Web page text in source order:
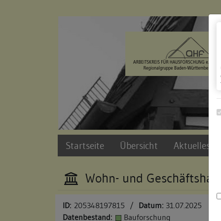
Startseite Übersicht Aktuelles
Wohn- und
ID: 205348197815 / Datum: 31.07.2025
Datenbestand:
Bauforschung